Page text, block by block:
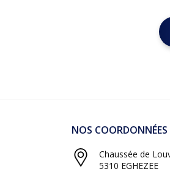
NOS COORDONNÉES
Chaussée de
5310 EGHEZEE